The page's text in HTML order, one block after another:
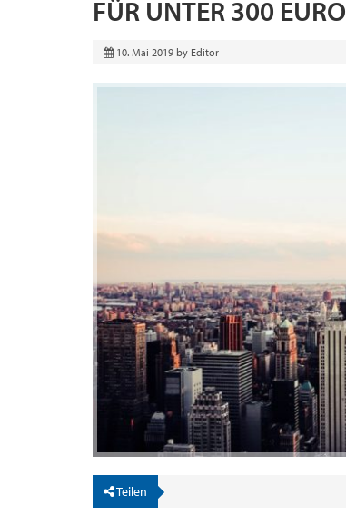
FÜR UNTER 300 EURO
10. Mai 2019 by Editor
Teilen